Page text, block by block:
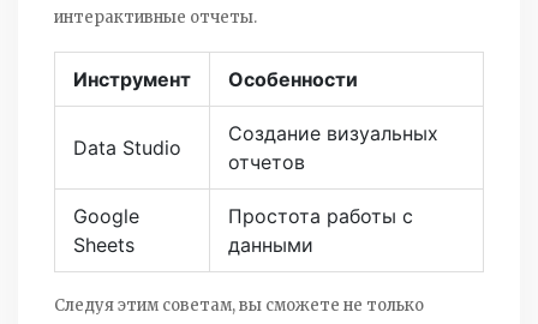
интерактивные отчеты.
Инструмент Особенности
Data Studio
Создание визуальных
отчетов
Google
Sheets
Простота работы с
данными
Следуя этим советам, вы сможете не только